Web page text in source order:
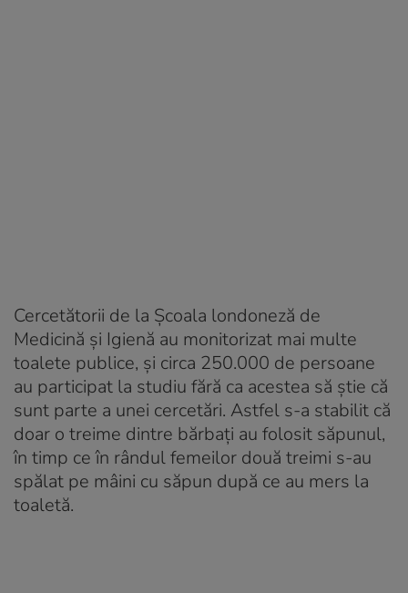
Cercetătorii de la Şcoala londoneză de
Medicină şi Igienă au monitorizat mai multe
toalete publice, şi circa 250.000 de persoane
au participat la studiu fără ca acestea să ştie că
sunt parte a unei cercetări. Astfel s-a stabilit că
doar o treime dintre bărbaţi au folosit săpunul,
în timp ce în rândul femeilor două treimi s-au
spălat pe mâini cu săpun după ce au mers la
toaletă.